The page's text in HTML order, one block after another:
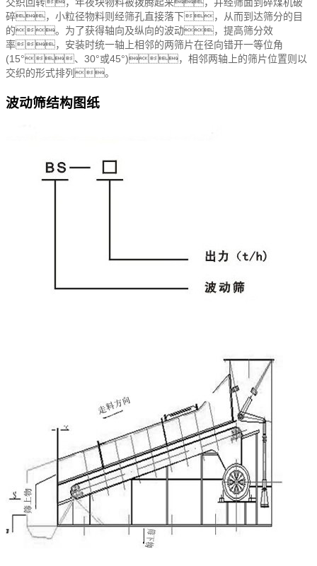
碎，小粒径物料则经筛孔直接落下，从而到达筛分的目
的。为了获得轴向及纵向的波动，提高筛分效
率，安装时统一轴上相邻的两筛片在径向错开一等位角
(15°、30°或45°)，相邻两轴上的筛片位置则以
交织的形式排列。
波动筛结构图纸